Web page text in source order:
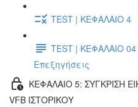
TEST | ΚΕΦΑΛΑΙΟ 4
TEST | ΚΕΦΑΛΑΙΟ
Επεξηγήσεις
ΚΕΦΑΛΑΙΟ 5: ΣΥΓΚΡΙΣΗ
VFB ΙΣΤΟΡΙΚΟΥ